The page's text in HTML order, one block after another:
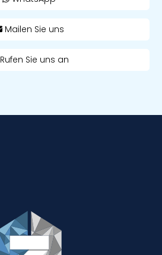
Mailen Sie uns
Rufen Sie uns an